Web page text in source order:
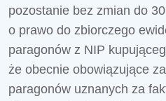
pozostanie bez zmian do
o prawo do zbiorczego
paragonów z NIP
że obecnie obowiązujące
paragonów uznanych za